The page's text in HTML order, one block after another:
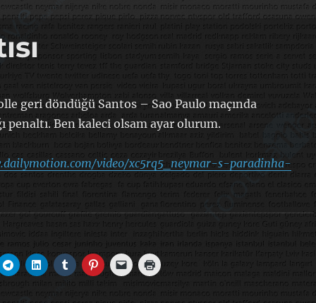
geri döndüğü Santos – Sao Paulo maçında
penaltı. Ben kaleci olsam ayar olurum.
video/xc5rq5_neymar-s-paradinha-